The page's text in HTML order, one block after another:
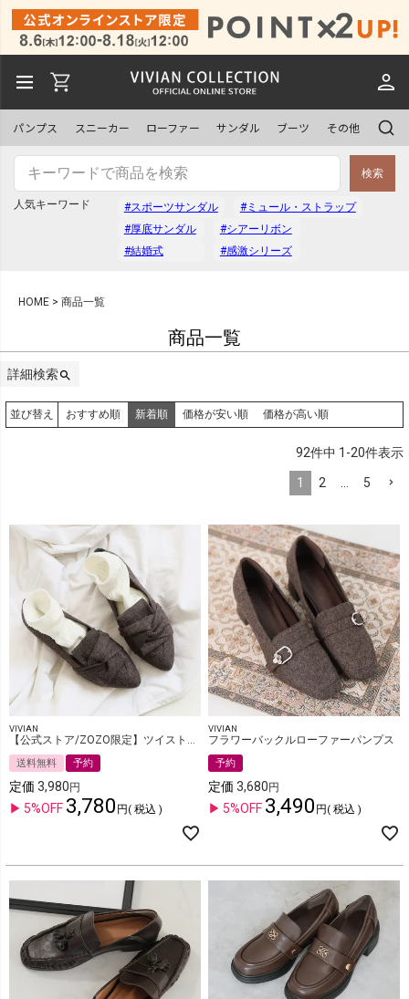
パンプス スニーカー ローファー サンダル ブーツ その他
検索
人気キーワード #スポーツサンダル
#ミュール・ストラップ
#厚底サンダル
#シアーリボン
#結婚式
#感激シリーズ
HOME 商品一覧
商品一覧
詳細検索
予約商品
並び順
新着順
価格が安い順 価格が高い順
検索
並び替え おすすめ順 新着順 価格が安い順 価格が高い順
92件中 1 -20件表示
1 2 5
VIVIAN
【公式ストア/ZOZO限定】ツイストリボンフラットパンプス
送料無料 予約
定価 3,980
5%OFF 3,780 税込
VIVIAN
フラワーバックルローファーパンプス
予約
定価 3,680
5%OFF 3,490 税込